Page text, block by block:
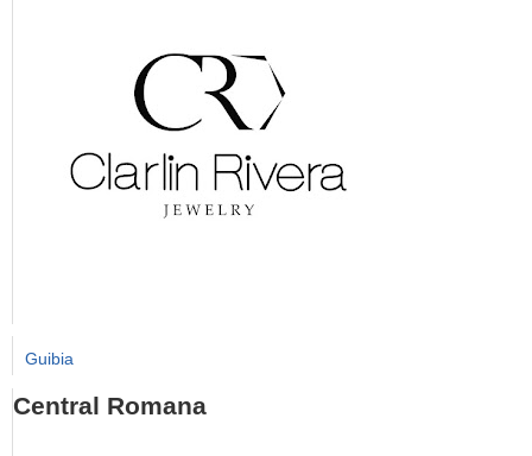
Guibia
Central Romana